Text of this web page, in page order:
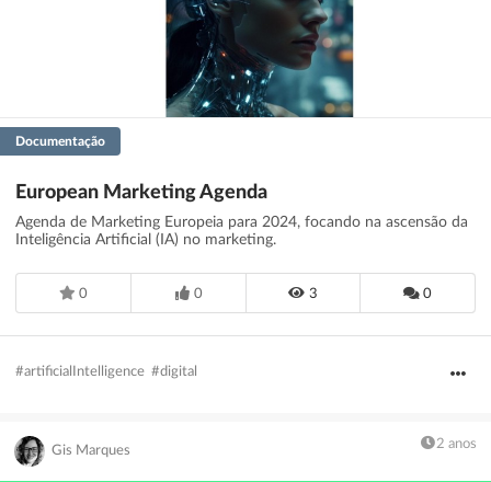
Documentação
European Marketing Agenda
Agenda de Marketing Europeia para 2024, focando na ascensão da
Inteligência Artificial (IA) no marketing.
0 0 3 0
#artificialIntelligence #digital
Gis Marques 2 anos